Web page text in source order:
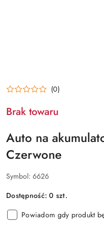
(0)
Brak towaru
Auto na
Czerwone
Symbol: 6626
Dostępność:0 szt.
Powiadom gdy produkt